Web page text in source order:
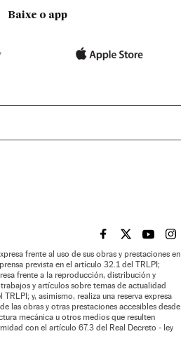
Baixe o app
EL PAÍS BRASIL EN
EL PAÍSEL PAÍS
EL
frente al uso de sus obras y prestaciones en
prevista en el artículo 32.1 del TRLPI;
frente a la reproducción, distribución y
y artículos sobre temas de actualidad
y, asimismo, realiza una reserva expresa
las obras y otras prestaciones accesibles desde
mecánica u otros medios que resulten
con el artículo 67.3 del Real Decreto - ley